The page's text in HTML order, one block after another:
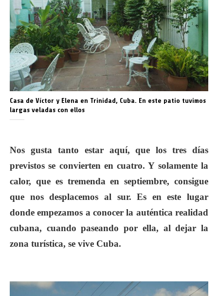
Casa de Víctor y Elena en Trinidad, Cuba. En este patio tuvimos
largas veladas con ellos
Nos gusta tanto estar aquí, que los tres días
previstos se convierten en cuatro. Y solamente la
calor, que es tremenda en septiembre, consigue
que nos desplacemos al sur. Es en este lugar
donde empezamos a conocer la auténtica realidad
cubana, cuando paseando por ella, al dejar la
zona turística, se vive Cuba.